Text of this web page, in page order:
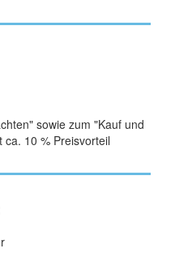
sowie zum "Kauf und
10 % Preisvorteil